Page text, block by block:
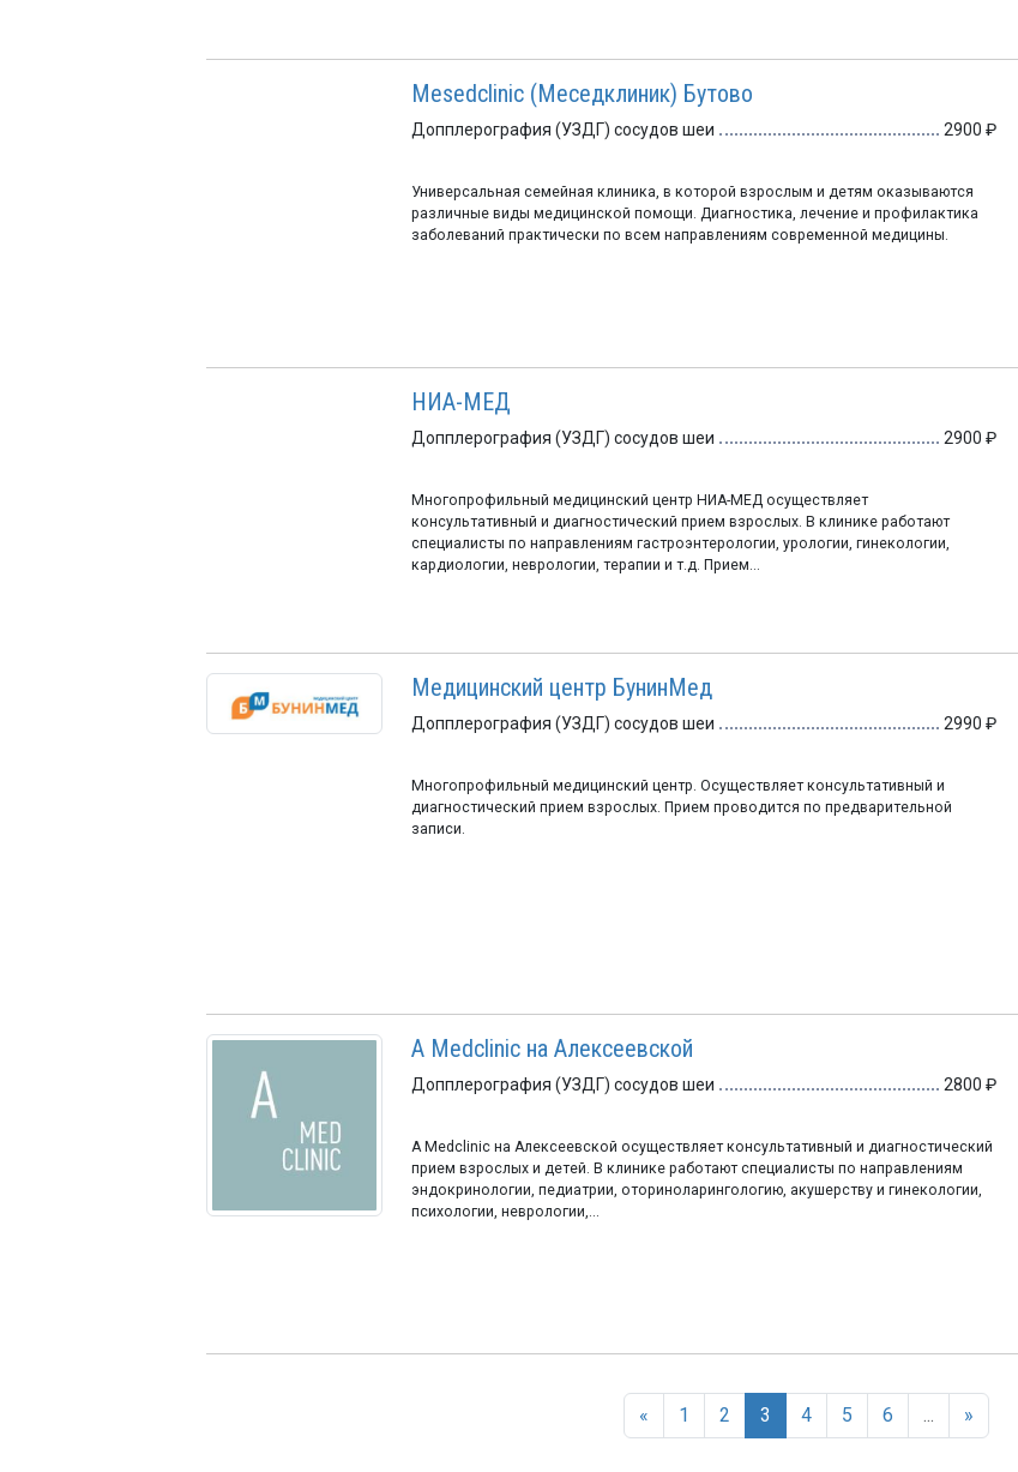
Mesedclinic (Меседклиник) Бутово
Допплерография (УЗДГ) сосудов шеи 2900
Универсальная семейная клиника, в которой взрослым и детям оказываются
различные виды медицинской помощи. Диагностика, лечение и профилактика
заболеваний практически по всем направлениям современной медицины.
НИА-МЕД
Допплерография (УЗДГ) сосудов шеи 2900
Многопрофильный медицинский центр НИА-МЕД осуществляет
консультативный и диагностический прием взрослых. В клинике работают
специалисты по направлениям гастроэнтерологии, урологии, гинекологии,
кардиологии, неврологии, терапии и т.д. Прием...
Медицинский центр БунинМед
Допплерография (УЗДГ) сосудов шеи 2990
Многопрофильный медицинский центр. Осуществляет консультативный и
диагностический прием взрослых. Прием проводится по предварительной
записи.
A Medclinic на Алексеевской
Допплерография (УЗДГ) сосудов шеи 2800
A Medclinic на Алексеевской осуществляет консультативный и диагностический
прием взрослых и детей. В клинике работают специалисты по направлениям
эндокринологии, педиатрии, оториноларингологию, акушерству и гинекологии,
психологии, неврологии,...
« 1 2 3 4 5 6 ... »